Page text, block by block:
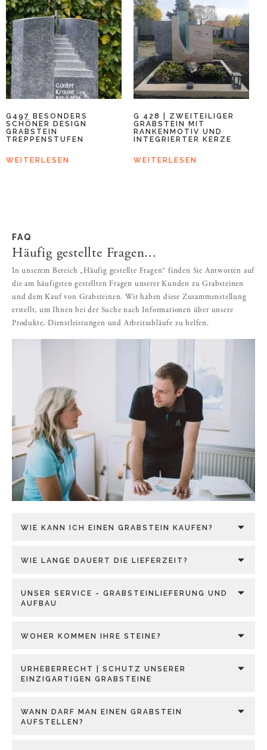
G497 BESONDERS
SCHÖNER DESIGN
GRABSTEIN
TREPPENSTUFEN
WEITERLESEN
G 428 | ZWEITEILIGER
GRABSTEIN MIT
RANKENMOTIV UND
INTEGRIERTER KERZE
WEITERLESEN
FAQ
Häufig gestellte Fragen...
In unserem Bereich „Häufig gestellte Fragen“ finden Sie Antworten auf
die am häufigsten gestellten Fragen unserer Kunden zu Grabsteinen
und dem Kauf von Grabsteinen. Wir haben diese Zusammenstellung
erstellt, um Ihnen bei der Suche nach Informationen über unsere
Produkte, Dienstleistungen und Arbeitsabläufe zu helfen.
WIE KANN ICH EINEN GRABSTEIN KAUFEN?
WIE LANGE DAUERT DIE LIEFERZEIT?
UNSER SERVICE - GRABSTEINLIEFERUNG UND
AUFBAU
WOHER KOMMEN IHRE STEINE?
URHEBERRECHT | SCHUTZ UNSERER
EINZIGARTIGEN GRABSTEINE
WANN DARF MAN EINEN GRABSTEIN
AUFSTELLEN?